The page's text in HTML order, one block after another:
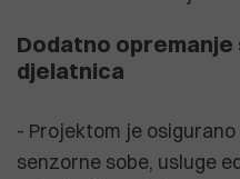
Dodatno opremanje
djelatnica
- Projektom je
senzorne sobe, usluge